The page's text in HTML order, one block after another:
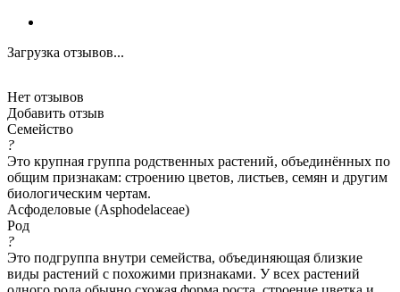
Загрузка отзывов...
Нет отзывов
Добавить отзыв
Семейство
?
Это крупная группа родственных растений, объединённых по
общим признакам: строению цветов, листьев, семян и другим
биологическим чертам.
Асфоделовые (Asphodelaceae)
Род
?
Это подгруппа внутри семейства, объединяющая близкие
виды растений с похожими признаками. У всех растений